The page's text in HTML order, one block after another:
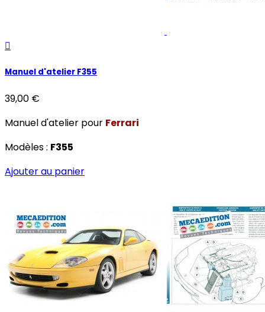

Manuel d'atelier F355
39,00 €
Manuel d'atelier pour Ferrari
Modèles : F355
Ajouter au panier